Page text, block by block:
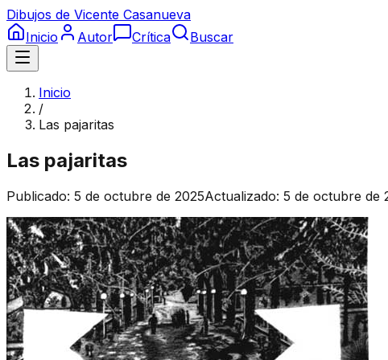
Dibujos de Vicente Casanueva
Inicio
Autor Crítica Buscar
Inicio
/
Las pajaritas
Las pajaritas
Publicado: 5 de octubre de 2025Actualizado: 5 de octubre de